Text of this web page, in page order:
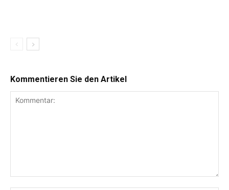
Kommentieren Sie den Artikel